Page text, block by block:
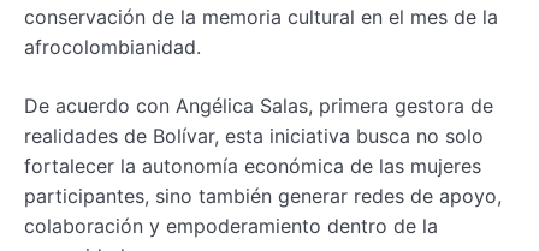
conservación de la memoria cultural en el mes de la
afrocolombianidad.
De acuerdo con Angélica Salas, primera gestora de
realidades de Bolívar, esta iniciativa busca no solo
fortalecer la autonomía económica de las mujeres
participantes, sino también generar redes de apoyo,
colaboración y empoderamiento dentro de la